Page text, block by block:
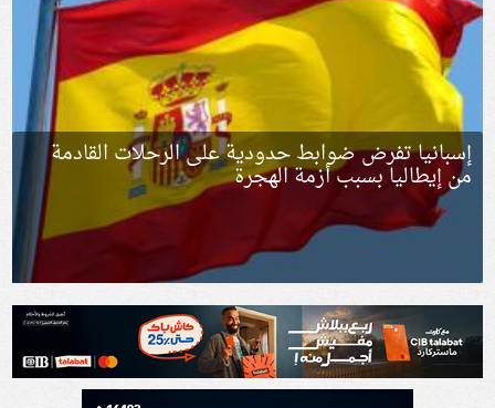
إسبانيا تفرض ضوابط حدودية على الرحلات القادمة
من إيطاليا بسبب أزمة الهجرة